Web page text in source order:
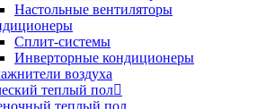
Настольные вентиляторы
Сплит-системы
Инверторные кондиционеры
воздуха
теплый пол
теплый пол